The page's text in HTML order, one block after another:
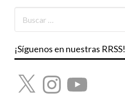
¡Síguenos en nuestras RRSS!
X InstagramYouTube